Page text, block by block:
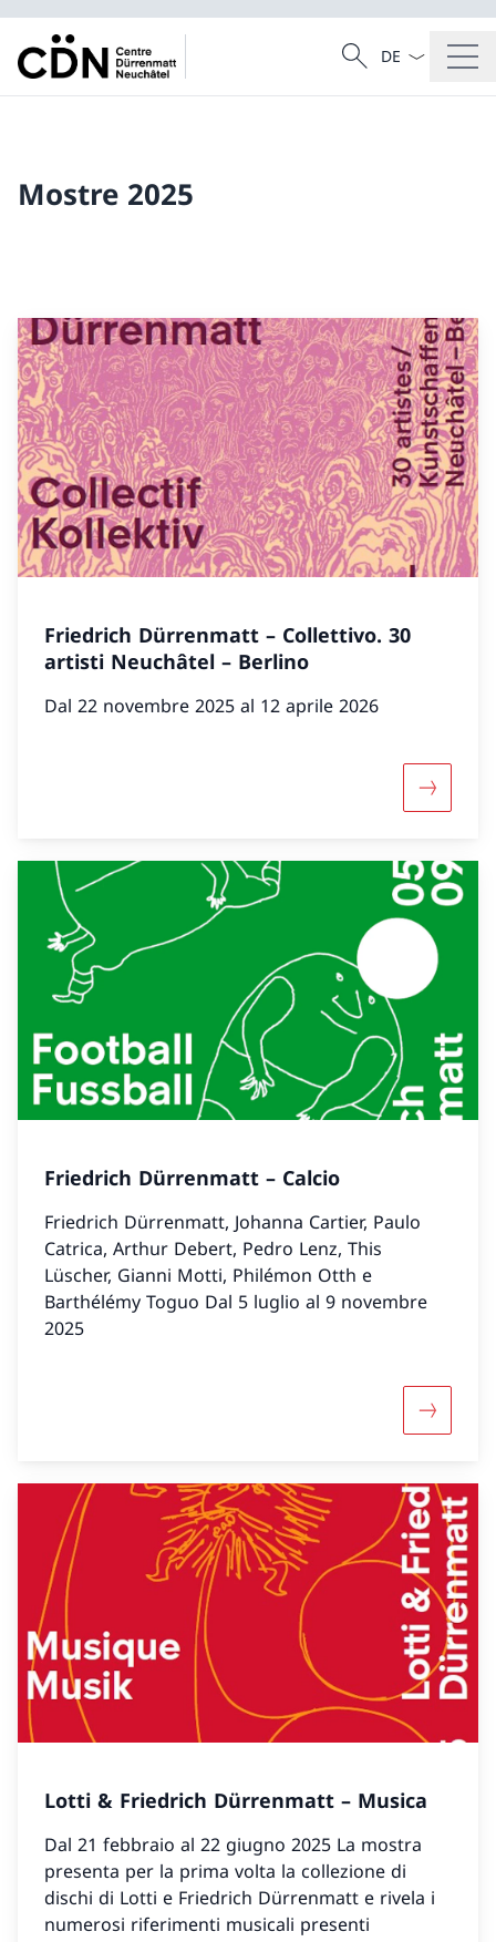
Cercare
Ricerca
Dal menu a
Mostre 2025
Friedrich Dürrenmatt – Collettivo. 30
artisti Neuchâtel – Berlino
Dal 22 novembre 2025 al 12 aprile 2026
Friedrich Dürrenmatt – Calcio
Friedrich Dürrenmatt, Johanna Cartier, Paulo
Catrica, Arthur Debert, Pedro Lenz, This
Lüscher, Gianni Motti, Philémon Otth e
Barthélémy Toguo Dal 5 luglio al 9 novembre
2025
Lotti & Friedrich Dürrenmatt – Musica
Dal 21 febbraio al 22 giugno 2025 La mostra
presenta per la prima volta la collezione di
dischi di Lotti e Friedrich Dürrenmatt e rivela i
numerosi riferimenti musicali presenti